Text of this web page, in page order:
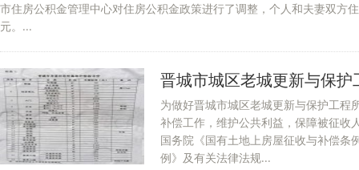
市住房公积金管理中心对住房公积金政策进行了调整，个人和夫妻双方
元。...
晋城市城区老城更新与保
为做好晋城市城区老城更新与保护工程
补偿工作，维护公共利益，保障被征收
国务院《国有土地上房屋征收与补偿条
例》及有关法律法规...